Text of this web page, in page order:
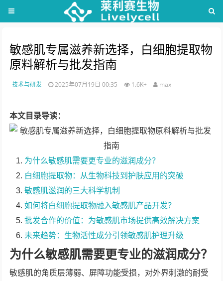
敏感肌专属滋养新选择，白细胞提取物
原料解析与批发指南
技术与研发 2025年07月19日 00:35 1.6K+ max
本文目录导读：
为什么敏感肌需要更专业的滋润成分？
白细胞提取物：从生物科技到护肤应用的突破
敏感肌滋润的三大科学机制
如何将白细胞提取物融入敏感肌产品开发？
批发合作的价值：为敏感肌市场提供高效解决方案
未来趋势：生物活性成分引领敏感肌护理升级
为什么敏感肌需要更专业的滋润成分？
敏感肌的角质层薄弱、屏障功能受损，对外界刺激的耐受